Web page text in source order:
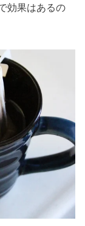
効果はあるの